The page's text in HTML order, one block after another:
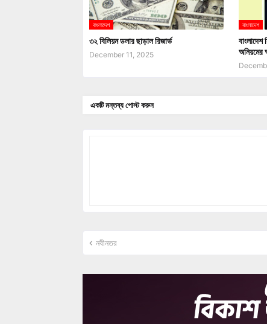
বাংলাদেশ
৩২ বিলিয়ন ডলার ছাড়াল রিজার্ভ
December 11, 2025
বাংলাদেশ
বাংলাদেশ
অনিয়মের
একটি মন্তব্য পোস্ট করুন
নবীনতর